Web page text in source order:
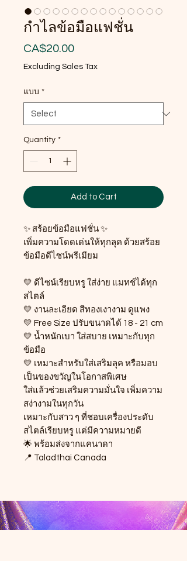
กำไลข้อมือแฟชั่น
CA$20.00Price
Excluding Sales Tax
แบบ *
Quantity *
Add to Cart
✨ สร้อยข้อมือแฟชั่น ✨
เพิ่มความโดดเด่นให้ทุกลุค ด้วยสร้อย
ข้อมือดีไซน์พรีเมียม
💛 ดีไซน์เรียบหรู ใส่ง่าย แมทช์ได้ทุก
สไตล์
💛 งานละเอียด สีทองเงางาม ดูแพง
💛 Free Size ปรับขนาดได้ 18 - 21 cm
💛 น้ำหนักเบา ใส่สบาย เหมาะกับทุก
ข้อมือ
💛 เหมาะสำหรับใส่เสริมลุค หรือมอบ
เป็นของขวัญในโอกาสพิเศษ
ใส่แล้วช่วยเสริมความมั่นใจ เพิ่มความ
สง่างามในทุกวัน
เหมาะกับสาว ๆ ที่ชอบเครื่องประดับ
สไตล์เรียบหรู แต่มีความหมายดี
🌟 พร้อมส่งจากแคนาดา
📍 Taladthai Canada